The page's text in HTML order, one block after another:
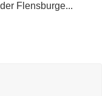
Flensburge...